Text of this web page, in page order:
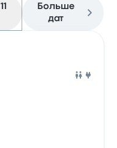
Больше
дат